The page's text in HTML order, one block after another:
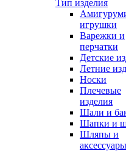
Тип изделия
игрушки
Варежки и
перчатки
Детские
Летние
Носки
Плечевые
изделия
Шали и
Шапки и
Шляпы и
аксессуары